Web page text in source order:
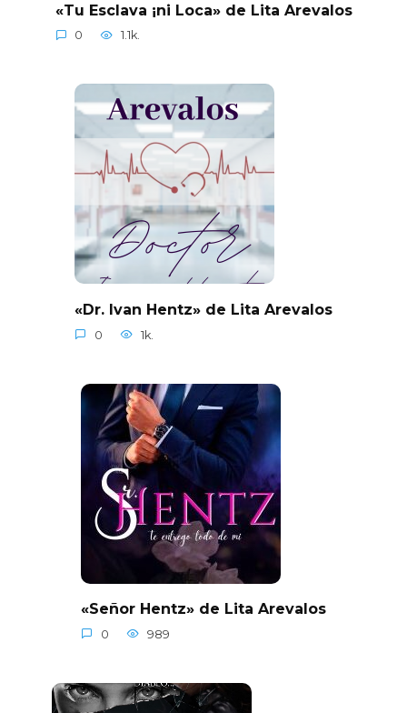
«Tu Esclava ¡ni Loca» de Lita Arevalos
0 1.1k.
«Dr. Ivan Hentz» de Lita Arevalos
0 1k.
«Señor Hentz» de Lita Arevalos
0 989